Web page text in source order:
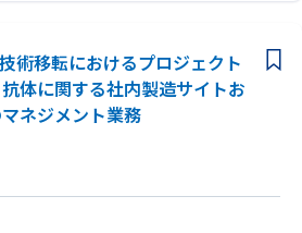
頼性と継続性に直接貢献できる
システムを取り扱い、医療現場を支えるサー
、規程への適合や監査対応だけを目的とする
ムとサービスを安定して提供し、医療機関や
ホルダーからの信頼を維持するための重要な
情報セキュリティの仕組みを通じて、医療サ
業継続性の向上に貢献できます。
の社内優先順位を踏まえ、担当プロジェクトを
クトを並行して担当いただく可能性がありま
革
いて、現行プロセスや役割分担を可視化し、
上の課題を特定します。関係部門との合意形
務フロー、管理指標、運用体制を設計し、必
改修まで推進します。
術移転におけるプロジェクト
体に関する社内製造サイトお
ネジメント業務